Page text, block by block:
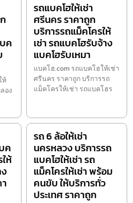
ค
ห้
อง
รถแบคโฮให้เช่า
ศรีนคร ราคาถูก
บริการรถแม็คโครให้
เช่า รถแบคโฮรับจ้าง
แบคโฮรับเหมา
แบคโฮ.com รถแบคโฮให้เช่า
ศรีนคร ราคาถูก บริการรถ
แม็คโครให้เช่า รถแบคโฮร
ค
ห้
รถ 6 ล้อให้เช่า
นครหลวง บริการรถ
แบคโฮให้เช่า รถ
แม็คโครให้เช่า พร้อม
คนขับ ให้บริการทั่ว
ประเทศ ราคาถูก